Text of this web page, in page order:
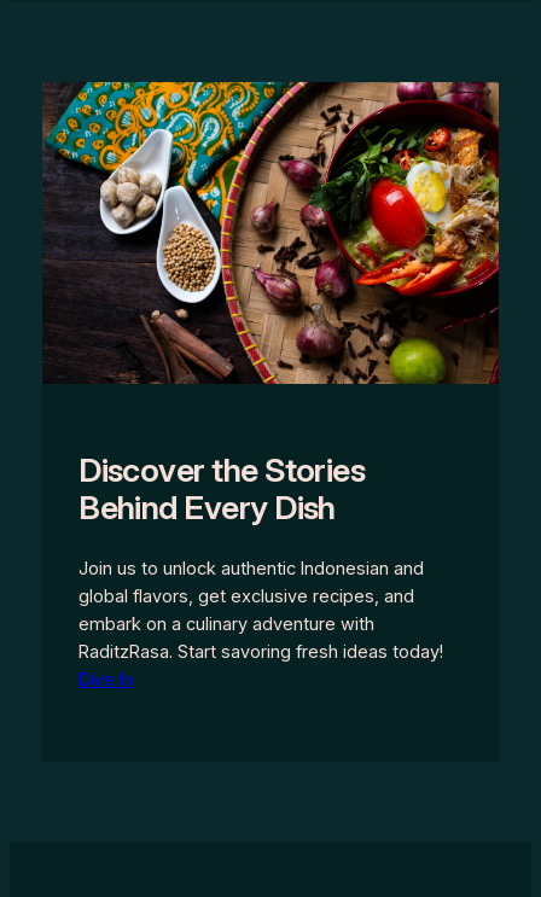
Discover the Stories
Behind Every Dish
Join us to unlock authentic Indonesian and
global flavors, get exclusive recipes, and
embark on a culinary adventure with
RaditzRasa. Start savoring fresh ideas today!
Dive In